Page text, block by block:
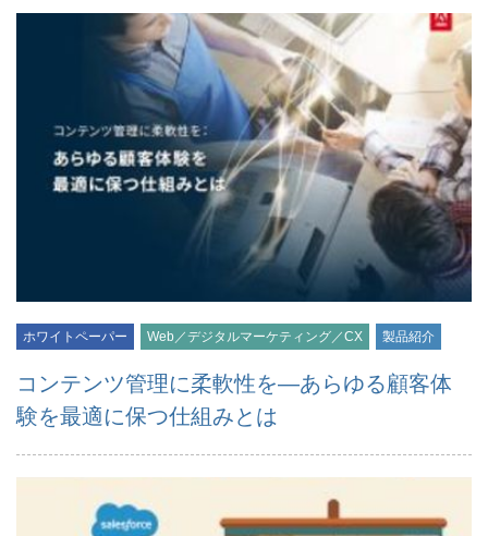
ホワイトペーパー Web／デジタルマーケティング／CX 製品紹介
コンテンツ管理に柔軟性を―あらゆる顧客体
験を最適に保つ仕組みとは